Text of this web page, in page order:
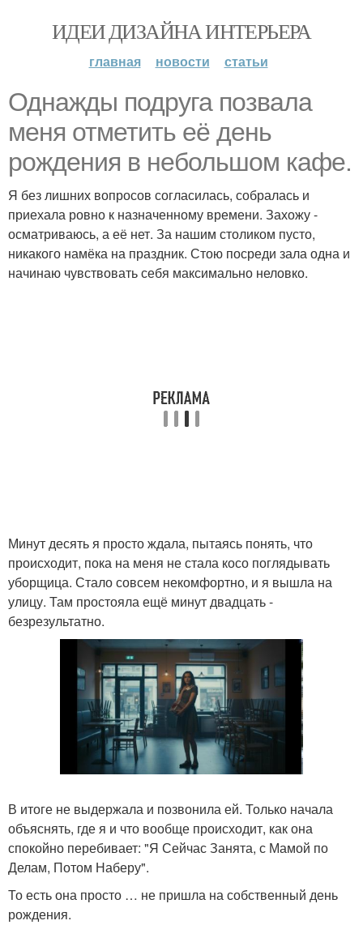
ИДЕИ ДИЗАЙНА ИНТЕРЬЕРА
главная новости статьи
Однажды подруга позвала
меня отметить её день
рождения в небольшом кафе.
Я без лишних вопросов согласилась, собралась и
приехала ровно к назначенному времени. Захожу -
осматриваюсь, а её нет. За нашим столиком пусто,
никакого намёка на праздник. Стою посреди зала одна и
начинаю чувствовать себя максимально неловко.
Минут десять я просто ждала, пытаясь понять, что
происходит, пока на меня не стала косо поглядывать
уборщица. Стало совсем некомфортно, и я вышла на
улицу. Там простояла ещё минут двадцать -
безрезультатно.
В итоге не выдержала и позвонила ей. Только начала
объяснять, где я и что вообще происходит, как она
спокойно перебивает: "Я Сейчас Занята, с Мамой по
Делам, Потом Наберу".
То есть она просто … не пришла на собственный день
рождения.